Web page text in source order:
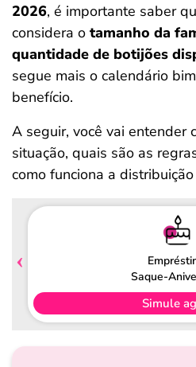
2026, é importante saber
considera o tamanho da
quantidade de botijões
segue mais o calendário
benefício.
A seguir, você vai entender
situação, quais são as
como funciona a
Saque-
Simule